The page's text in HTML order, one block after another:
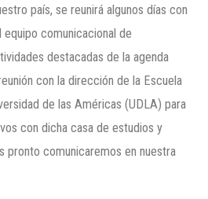
país, se reunirá algunos días con
comunicacional de
destacadas de la agenda
con la dirección de la Escuela
de las Américas (UDLA) para
con dicha casa de estudios y
pronto comunicaremos en nuestra